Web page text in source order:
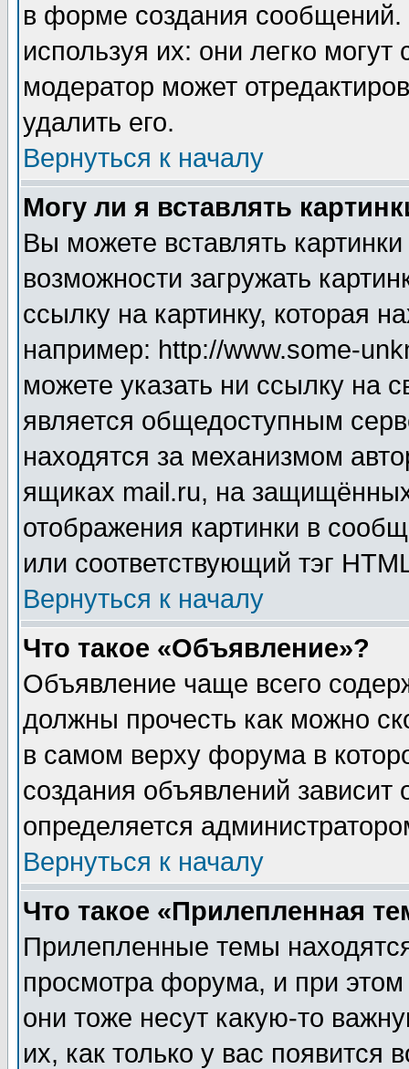
в форме создания сообщений.
используя их: они легко
модератор может
удалить его.
Вернуться к началу
Могу ли я вставлять
Вы можете вставлять
возможности загружать
ссылку на картинку, которая
например: http://www.some-
можете указать ни ссылку на
является общедоступным
находятся за механизмом
ящиках mail.ru, на
отображения картинки в
или соответствующий тэг
Вернуться к началу
Что такое «Объявление»?
Объявление чаще всего
должны прочесть как можно
в самом верху форума в
создания объявлений зависит
определяется
Вернуться к началу
Что такое «Прилепленная
Прилепленные темы
просмотра форума, и при
они тоже несут какую-то
их, как только у вас появится